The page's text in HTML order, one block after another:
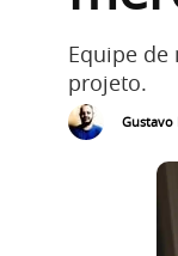
Equipe de
projeto.
Gustavo